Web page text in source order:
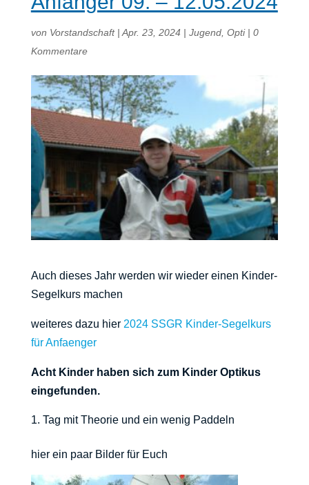
von Vorstandschaft| Apr. 23, 2024| Jugend, Opti| 0
Kommentare
Auch dieses Jahr werden wir wieder einen Kinder-
Segelkurs machen
weiteres dazu hier 2024 SSGR Kinder-Segelkurs
für Anfaenger
Acht Kinder haben sich zum Kinder Optikus
eingefunden.
Tag mit Theorie und ein wenig Paddeln
hier ein paar Bilder für Euch